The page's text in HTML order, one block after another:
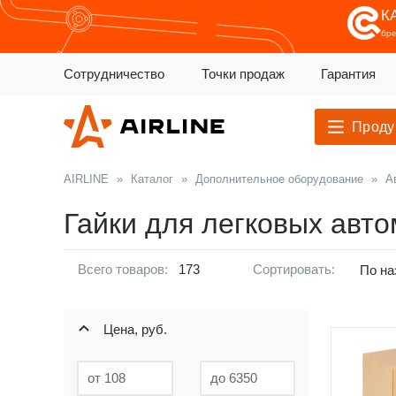
Сотрудничество Точки продаж Гарантия
AIRLINE » Каталог » Дополнительное оборудование »
Гайки для легковых
Всего товаров: 173 Сортировать: По
Цена, руб.